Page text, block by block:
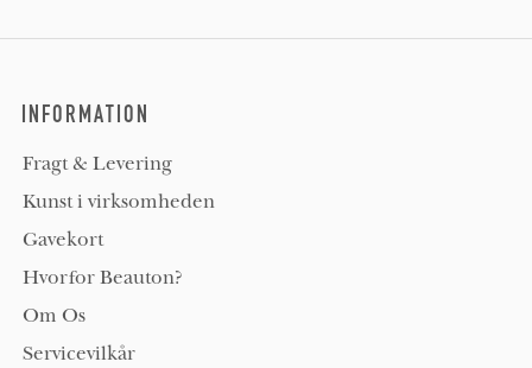
INFORMATION
Fragt & Levering
Kunst i virksomheden
Gavekort
Hvorfor Beauton?
Om Os
Servicevilkår